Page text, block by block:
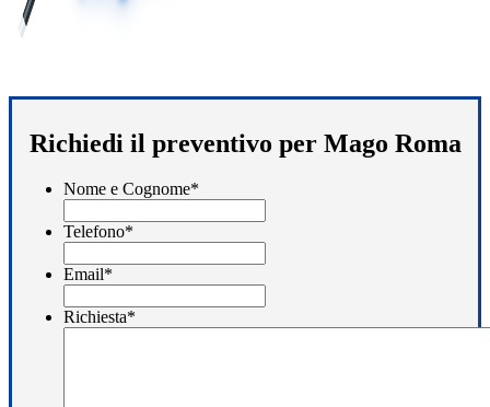
Richiedi il preventivo per Mago Roma
Nome e Cognome*
Telefono*
Email*
Richiesta*